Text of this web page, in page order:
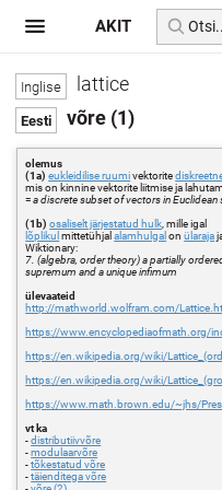
lattice
võre (1)
olemus
(1a) eukleidilise ruumivektorite
mis on kinnine vektorite liitmise ja
=a discrete subset of vectors in
(1b) osaliselt järjestatud hulk , mille igal
lõplikul mittetühjalalamhulgal onülaraja
Wiktionary:
7. (algebra, order theory) a partially
supremum and a unique infimum
ülevaateid
http://mathworld.wolfram.com/
https://www.encyclopediaofmath.org/
https://en.wikipedia.org/wiki/
https://en.wikipedia.org/wiki/
https://www.math.brown.edu/~jhs/
vt ka
-distributiivvõre
-modulaarvõre
-tõkestatud võre
-täienditega võre
AKIT